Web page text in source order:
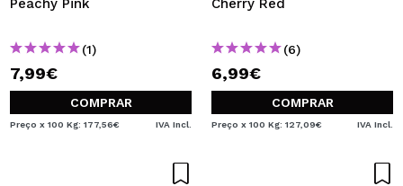
Peachy Pink
(1)
7,99€
COMPRAR
Preço x 100 Kg: 177,56€ IVA Incl.
Cherry Red
(6)
6,99€
COMPRAR
Preço x 100 Kg: 127,09€ IVA Incl.